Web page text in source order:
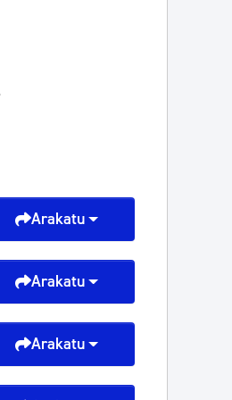
Arakatu
Arakatu
Arakatu